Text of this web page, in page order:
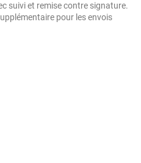
suivi et remise contre signature.
pour les envois